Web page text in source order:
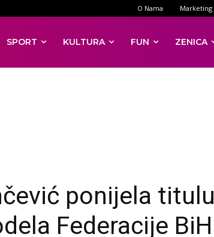
O Nama Marketing
SPORT KULTURA FUN ZENICA
ponijela titulu
Federacije BiH